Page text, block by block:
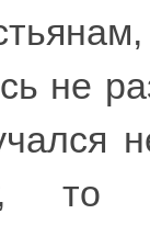
не
то